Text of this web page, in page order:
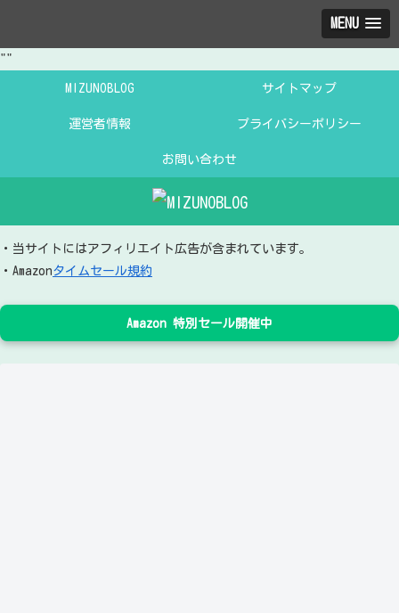
MENU
""
MIZUNOBLOG サイトマップ
運営者情報 プライバシーポリシー
お問い合わせ
・当サイトにはアフィリエイト広告が含まれています。
・Amazonタイムセール規約
Amazon 特別セール開催中